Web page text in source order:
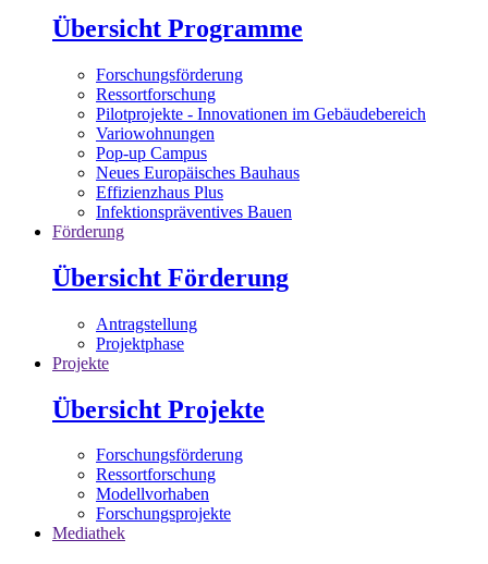
Übersicht Programme
Forschungsförderung
Ressortforschung
Pilotprojekte - Innovationen im Gebäudebereich
Variowohnungen
Pop-up Campus
Neues Europäisches Bauhaus
Effizienzhaus Plus
Infektionspräventives Bauen
Förderung
Übersicht Förderung
Antragstellung
Projektphase
Projekte
Übersicht Projekte
Forschungsförderung
Ressortforschung
Modellvorhaben
Forschungsprojekte
Mediathek